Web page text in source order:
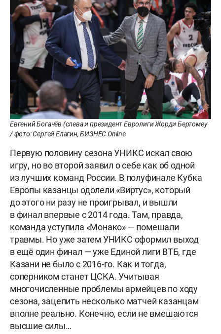
Евгений Богачёв (слева и президент Евролиги Жорди Бертомеу
/ фото: Сергей Елагин, БИЗНЕС Online
Первую половину сезона УНИКС искал свою
игру, но во второй заявил о себе как об одной
из лучших команд России. В полуфинале Кубка
Европы казанцы одолели «Виртус», который
до этого ни разу не проигрывал, и вышли
в финал впервые с 2014 года. Там, правда,
команда уступила «Монако» — помешали
травмы. Но уже затем УНИКС оформил выход
в ещё один финал — уже Единой лиги ВТБ, где
Казани не было с 2016-го. Как и тогда,
соперником станет ЦСКА. Учитывая
многочисленные проблемы армейцев по ходу
сезона, зацепить несколько матчей казанцам
вполне реально. Конечно, если не вмешаются
высшие силы…